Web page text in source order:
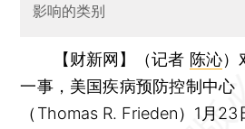
影响的类别
【财新网】（记者 陈沁）
一事，美国疾病预防控制中心
（Thomas R. Frieden）1月